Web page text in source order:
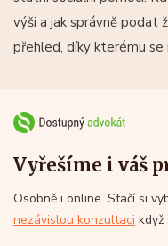
výši a jak správně podat
přehled, díky kterému
Vyřešíme i váš
Osobně i online. Stačí si
nezávislou konzultaci když